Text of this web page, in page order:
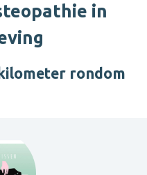
in
rondom